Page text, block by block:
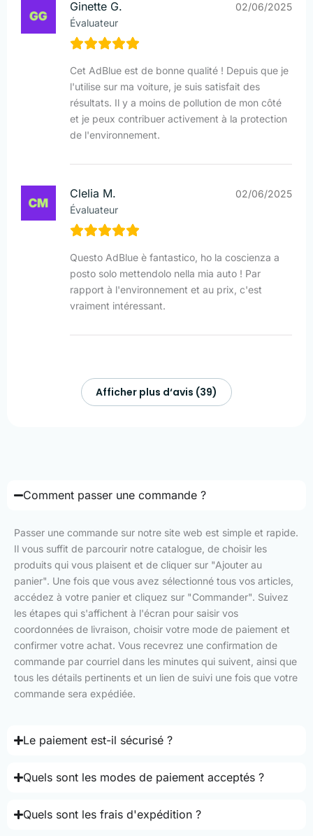
Ginette G.
Évaluateur
02/06/2025
Cet AdBlue est de bonne qualité ! Depuis que je
l'utilise sur ma voiture, je suis satisfait des
résultats. Il y a moins de pollution de mon côté
et je peux contribuer activement à la protection
de l'environnement.
Clelia M.
Évaluateur
02/06/2025
Questo AdBlue è fantastico, ho la coscienza a
posto solo mettendolo nella mia auto ! Par
rapport à l'environnement et au prix, c'est
vraiment intéressant.
Afficher plus d‘avis (39)
Comment passer une commande ?
Passer une commande sur notre site web est simple et rapide.
Il vous suffit de parcourir notre catalogue, de choisir les
produits qui vous plaisent et de cliquer sur "Ajouter au
panier". Une fois que vous avez sélectionné tous vos articles,
accédez à votre panier et cliquez sur "Commander". Suivez
les étapes qui s'affichent à l'écran pour saisir vos
coordonnées de livraison, choisir votre mode de paiement et
confirmer votre achat. Vous recevrez une confirmation de
commande par courriel dans les minutes qui suivent, ainsi que
tous les détails pertinents et un lien de suivi une fois que votre
commande sera expédiée.
Le paiement est-il sécurisé ?
Quels sont les modes de paiement acceptés ?
Quels sont les frais d'expédition ?